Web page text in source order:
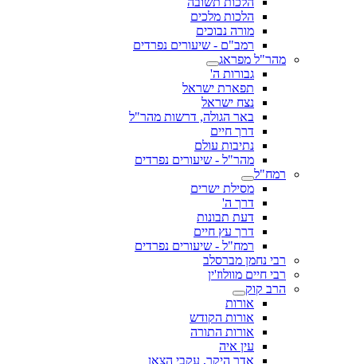
הלכות מלכים
מורה נבוכים
רמב"ם - שיעורים נפרדים
מהר"ל מפראג
גבורות ה'
תפארת ישראל
נצח ישראל
באר הגולה, דרשות מהר"ל
דרך חיים
נתיבות עולם
מהר"ל - שיעורים נפרדים
רמח"ל
מסילת ישרים
דרך ה'
דעת תבונות
דרך עץ חיים
רמח"ל - שיעורים נפרדים
רבי נחמן מברסלב
רבי חיים מוולוז'ין
הרב קוק
אורות
אורות הקודש
אורות התורה
עין איה
אדר היקר, עקבי הצאן